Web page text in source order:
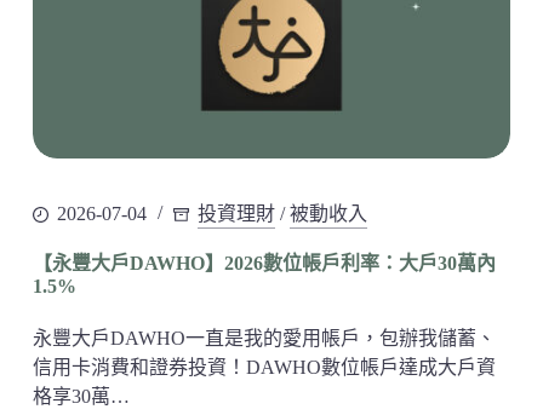
2026-07-04 投資理財/被動收入
【永豐大戶DAWHO】2026數位帳戶利率：大戶30萬內
1.5%
永豐大戶DAWHO一直是我的愛用帳戶，包辦我儲蓄、
信用卡消費和證券投資！DAWHO數位帳戶達成大戶資
格享30萬…